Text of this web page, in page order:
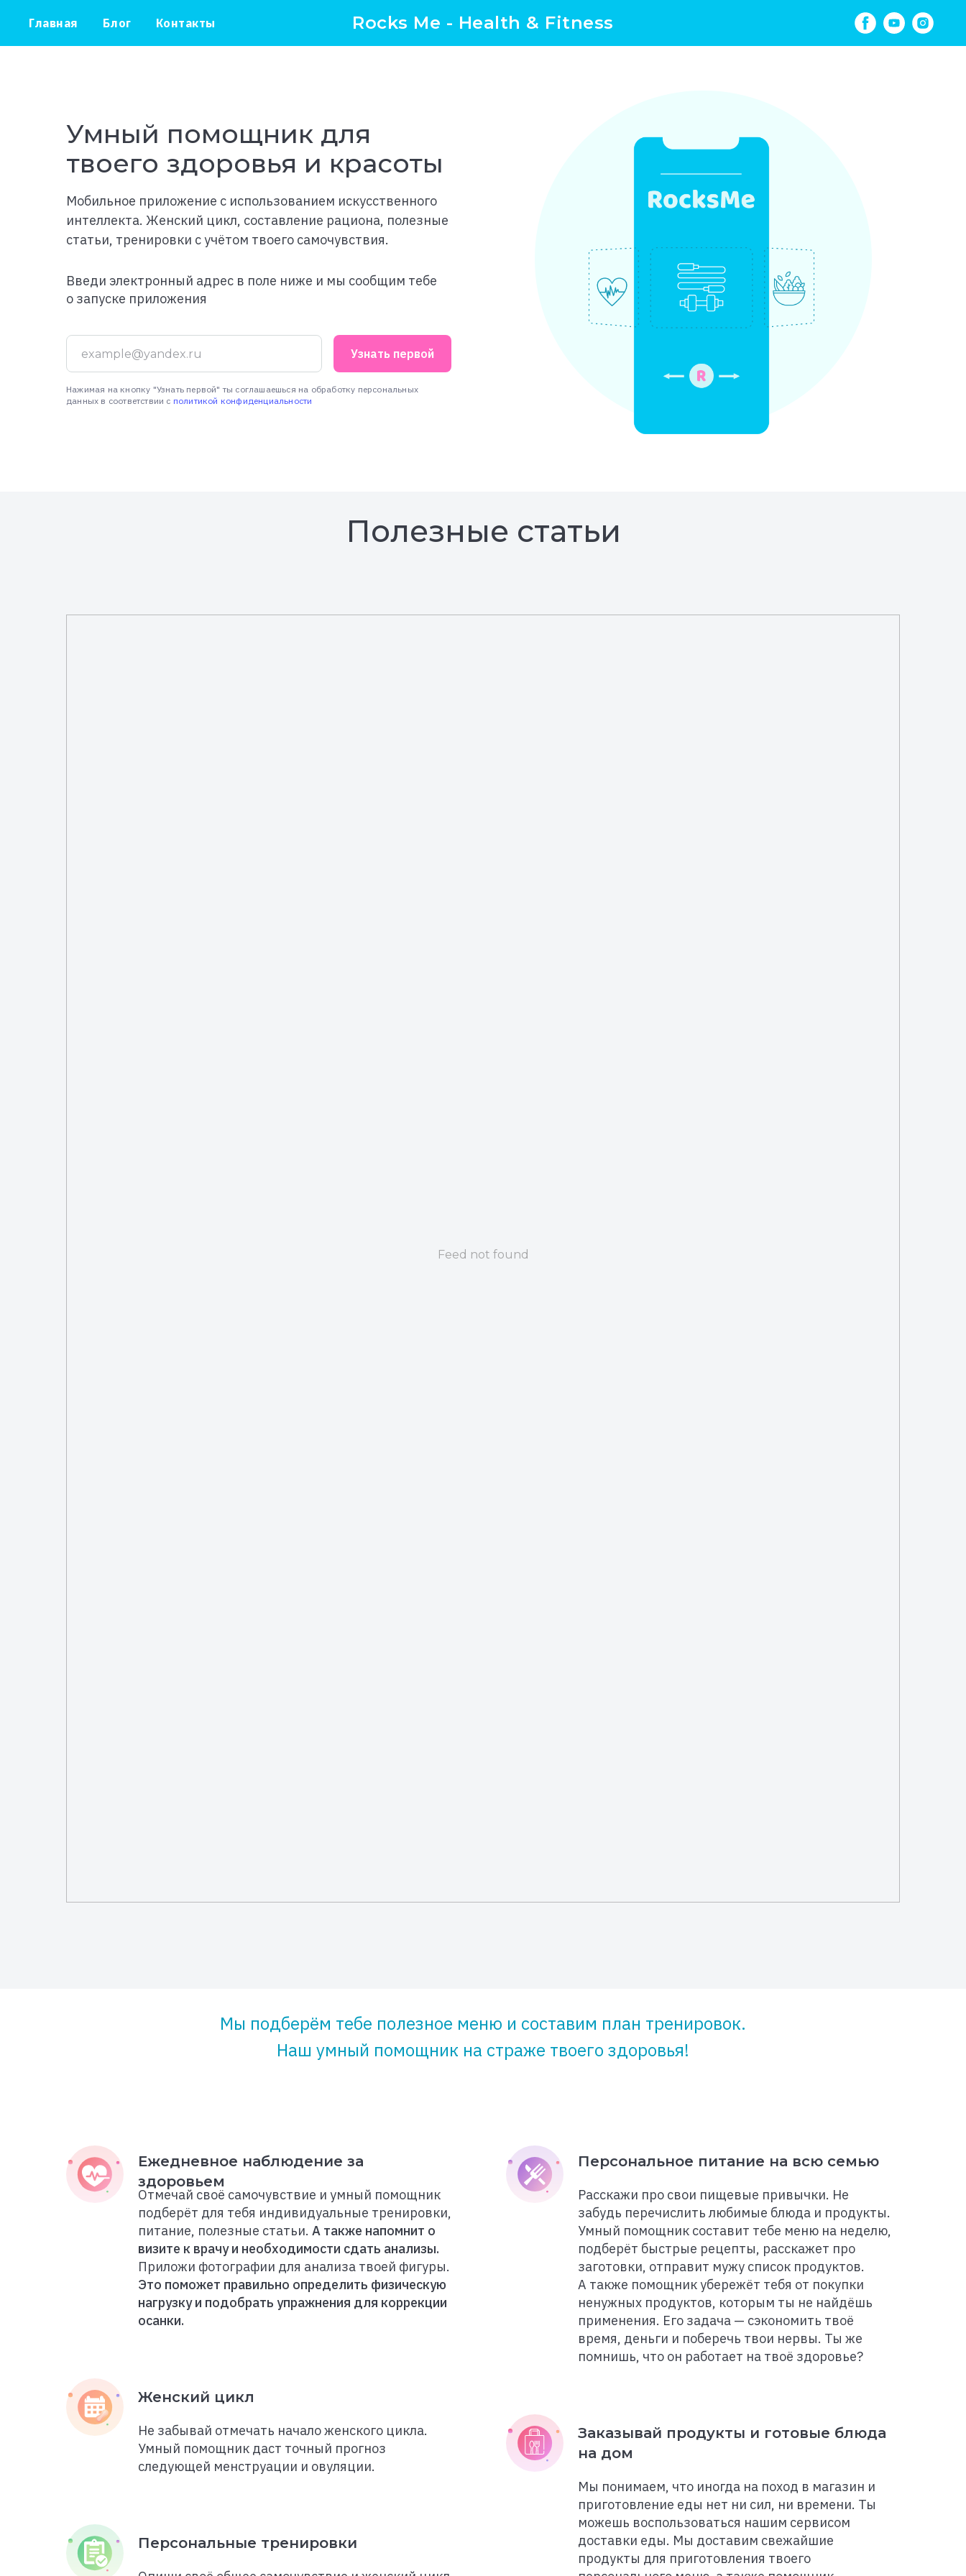
Rocks Me - Health & Fitness
Главная Блог Контакты
Мобильное приложение с использованием искусственного
интеллекта. Женский цикл, составление рациона, полезные
статьи, тренировки с учётом твоего самочувствия.
Введи электронный адрес в поле ниже и мы сообщим тебе
о запуске приложения
Узнать первой
Умный помощник для
твоего здоровья и красоты
Нажимая на кнопку "Узнать первой" ты соглашаешься на обработку персональных
данных в соответствии с политикой конфиденциальности
Полезные статьи
Feed not found
Мы подберём тебе полезное меню и составим план тренировок.
Наш умный помощник на страже твоего здоровья!
Персональное питание на всю семью
Персональные тренировки
Ежедневное наблюдение за
здоровьем
Заказывай продукты и готовые блюда
на дом
Отмечай своё самочувствие и умный помощник
подберёт для тебя индивидуальные тренировки,
питание, полезные статьи. А также напомнит о
визите к врачу и необходимости сдать анализы.
Приложи фотографии для анализа твоей фигуры.
Это поможет правильно определить физическую
нагрузку и подобрать упражнения для коррекции
осанки.
Мы понимаем, что иногда на поход в магазин и
приготовление еды нет ни сил, ни времени. Ты
можешь воспользоваться нашим сервисом
доставки еды. Мы доставим свежайшие
продукты для приготовления твоего
Расскажи про свои пищевые привычки. Не
забудь перечислить любимые блюда и продукты.
Умный помощник составит тебе меню на неделю,
подберёт быстрые рецепты, расскажет про
заготовки, отправит мужу список продуктов.
А также помощник убережёт тебя от покупки
ненужных продуктов, которым ты не найдёшь
применения. Его задача — сэкономить твоё
время, деньги и поберечь твои нервы. Ты же
помнишь, что он работает на твоё здоровье?
Женский цикл
Не забывай отмечать начало женского цикла.
Умный помощник даст точный прогноз
следующей менструации и овуляции.